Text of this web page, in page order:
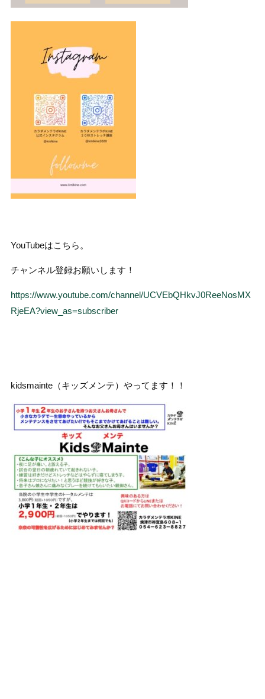
YouTubeはこちら。
チャンネル登録お願いします！
https://www.youtube.com/channel/UCVEbQHkvJ0ReeNosMX
RjeEA?view_as=subscriber
kidsmainte（キッズメンテ）やってます！！